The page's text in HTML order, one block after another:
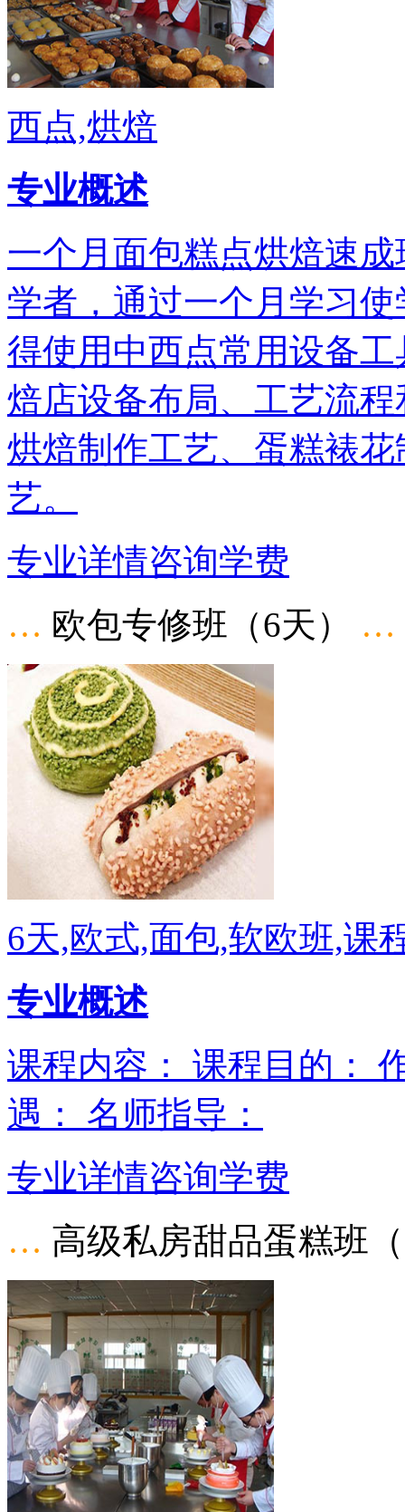
西点,烘焙
专业概述
一个月面包糕点烘焙速
学者，通过一个月学习
得使用中西点常用设备
焙店设备布局、工艺流
烘焙制作工艺、蛋糕裱
艺。
专业详情咨询学费
… 欧包专修班（6天） …
6天,欧式,面包,软欧班,课
专业概述
课程内容： 课程目的：
遇： 名师指导：
专业详情咨询学费
… 高级私房甜品蛋糕班